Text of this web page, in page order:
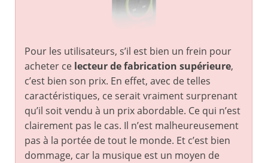
Pour les utilisateurs, s’il est bien un frein pour
acheter ce lecteur de fabrication supérieure,
c’est bien son prix. En effet, avec de telles
caractéristiques, ce serait vraiment surprenant
qu’il soit vendu à un prix abordable. Ce qui n’est
clairement pas le cas. Il n’est malheureusement
pas à la portée de tout le monde. Et c’est bien
dommage, car la musique est un moyen de